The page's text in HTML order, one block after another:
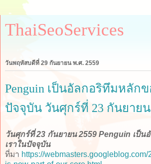
ThaiSeoServices
วันพฤหัสบดีที่ 29 กันยายน พ.ศ. 2559
Penguin เป็นอัลกอริทึมหลักข
ปัจจุบัน วันศุกร์ที่ 23 กันยายน
วันศุกร์ที่ 23 กันยายน 2559 Penguin เป็น
เราในปัจจุบัน
ที่มา https://